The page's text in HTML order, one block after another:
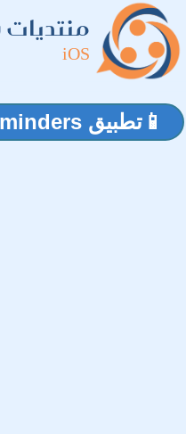
منتديات
iOS
📱تطبيق 2Do – Reminders📱